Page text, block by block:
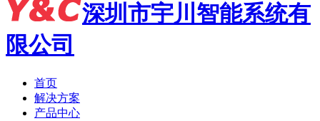
深圳市宇川智能系统有
限公司
首页
解决方案
产品中心